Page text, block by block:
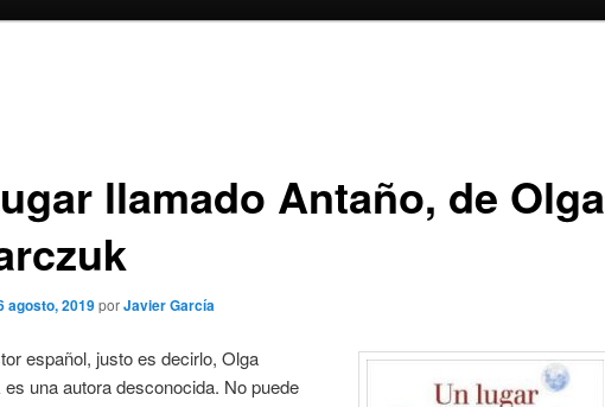
llamado Antaño, de Olga
agosto, 2019porJavier García
español, justo es decirlo, Olga
una autora desconocida. No puede